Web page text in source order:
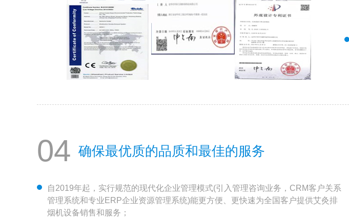
04 确保最优质的品质和最佳的服务
自2019年起，实行规范的现代化企业管理模式(引入管理咨询业务，CRM客户关系
管理系统和专业ERP企业资源管理系统)能更方便、更快速为全国客户提供艾灸排
烟机设备销售和服务；